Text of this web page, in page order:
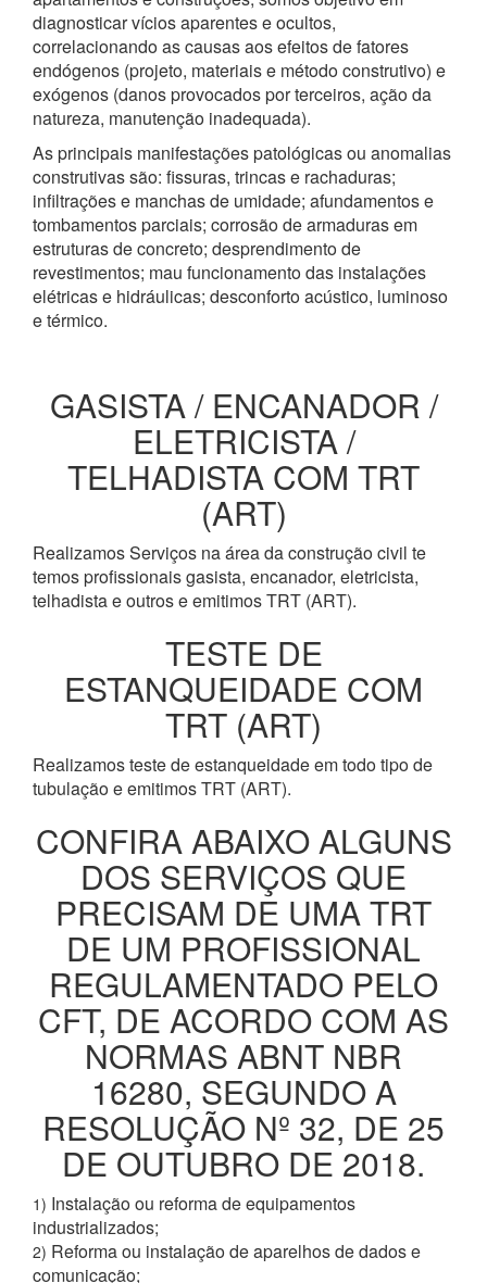
diagnosticar vícios aparentes e ocultos,
correlacionando as causas aos efeitos de fatores
endógenos (projeto, materiais e método construtivo) e
exógenos (danos provocados por terceiros, ação da
natureza, manutenção inadequada).
As principais manifestações patológicas ou anomalias
construtivas são: fissuras, trincas e rachaduras;
infiltrações e manchas de umidade; afundamentos e
tombamentos parciais; corrosão de armaduras em
estruturas de concreto; desprendimento de
revestimentos; mau funcionamento das instalações
elétricas e hidráulicas; desconforto acústico, luminoso
e térmico.
GASISTA / ENCANADOR /
ELETRICISTA /
TELHADISTA COM TRT
(ART)
Realizamos Serviços na área da construção civil te
temos profissionais gasista, encanador, eletricista,
telhadista e outros e emitimos TRT (ART).
TESTE DE
ESTANQUEIDADE COM
TRT (ART)
Realizamos teste de estanqueidade em todo tipo de
tubulação e emitimos TRT (ART).
CONFIRA ABAIXO ALGUNS
DOS SERVIÇOS QUE
PRECISAM DE UMA TRT
DE UM PROFISSIONAL
REGULAMENTADO PELO
CFT, DE ACORDO COM AS
NORMAS ABNT NBR
16280, SEGUNDO A
RESOLUÇÃO Nº 32, DE 25
DE OUTUBRO DE 2018.
1) Instalação ou reforma de equipamentos
industrializados;
2) Reforma ou instalação de aparelhos de dados e
comunicação;